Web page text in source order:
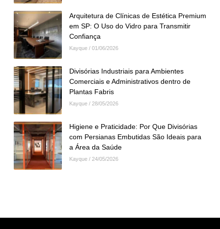
Arquitetura de Clínicas de Estética Premium
em SP: O Uso do Vidro para Transmitir
Confiança
Kayque 01/06/2026
Divisórias Industriais para Ambientes
Comerciais e Administrativos dentro de
Plantas Fabris
Kayque 28/05/2026
Higiene e Praticidade: Por Que Divisórias
com Persianas Embutidas São Ideais para
a Área da Saúde
Kayque 24/05/2026